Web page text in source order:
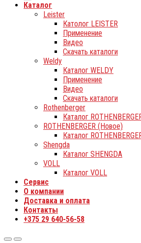
Каталог
Leister
Католог LEISTER
Применение
Видео
Скачать каталоги
Weldy
Каталог WELDY
Применение
Видео
Скачать каталоги
Rothenberger
Каталог
ROTHENBERGER (Новое)
Каталог
Shengda
Каталог SHENGDA
VOLL
Каталог VOLL
Сервис
О компании
Доставка и оплата
Контакты
+375 29 640-56-58